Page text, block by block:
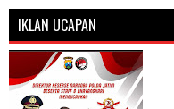
IKLAN UCAPAN